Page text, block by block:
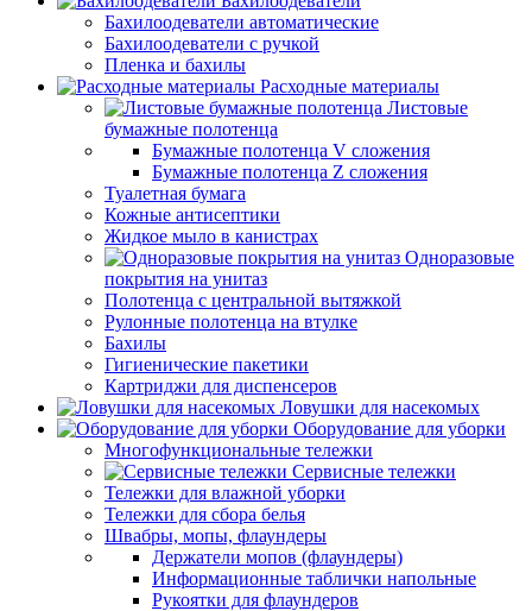
Бахилоодеватели автоматические
Бахилоодеватели с ручкой
Пленка и бахилы
Расходные материалы
Листовые
бумажные полотенца
Бумажные полотенца V сложения
Бумажные полотенца Z сложения
Туалетная бумага
Кожные антисептики
Жидкое мыло в канистрах
Одноразовые
покрытия на унитаз
Полотенца с центральной вытяжкой
Рулонные полотенца на втулке
Бахилы
Гигиенические пакетики
Картриджи для диспенсеров
Ловушки для насекомых
Оборудование для уборки
Многофункциональные тележки
Сервисные тележки
Тележки для влажной уборки
Тележки для сбора белья
Швабры, мопы, флаундеры
Держатели мопов (флаундеры)
Информационные таблички напольные
Рукоятки для флаундеров